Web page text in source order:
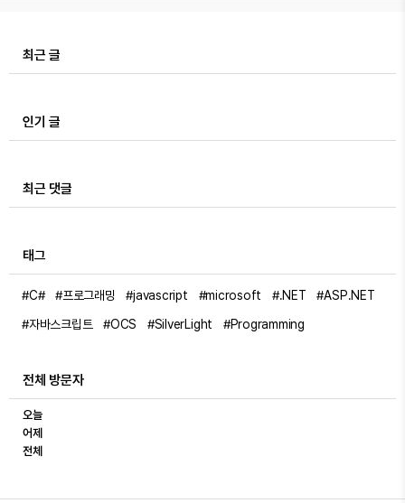
최근 글
인기 글
최근 댓글
태그
#C# #프로그래밍 #javascript #microsoft #.NET
#ASP.NET
#자바스크립트
#OCS #SilverLight #Programming
전체 방문자
오늘
어제
전체